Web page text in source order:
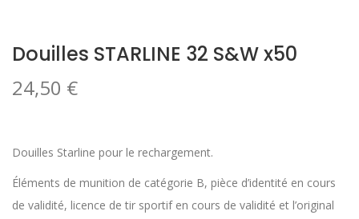
Douilles STARLINE 32 S&W x50
24,50 €
Douilles Starline pour le rechargement.
Éléments de munition de catégorie B, pièce d’identité en cours
de validité, licence de tir sportif en cours de validité et l’original